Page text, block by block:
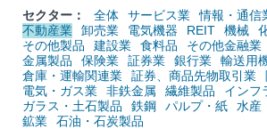
セクター：
全体 サービス業 情報・通信
不動産業
卸売業 電気機器 REIT 機械
その他製品
建設業 食料品 その他金融業
金属製品
保険業 証券業 銀行業
輸送用
倉庫・運輸関連業
証券、商品先物取引業
電気・ガス業
非鉄金属 繊維製品
インフ
ガラス・土石製品
鉄鋼 パルプ・紙 水産
鉱業
石油・石炭製品